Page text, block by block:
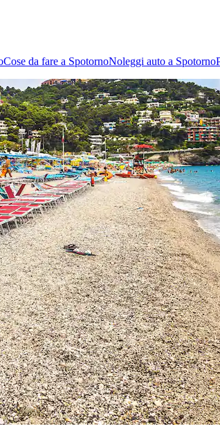
Cose da fare a SpotornoNoleggi auto a Spotorno